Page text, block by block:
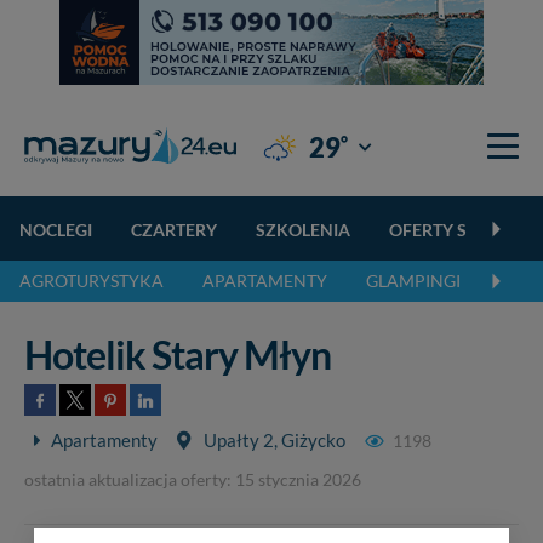
29° Giżycko
NOCLEGI CZARTERY SZKOLENIA OFERTY
AGROTURYSTYKA APARTAMENTY GLAMPINGI
Hotelik Stary Młyn
Apartamenty Upałty 2, Giżycko
1198
ostatnia aktualizacja oferty: 15 stycznia 2026